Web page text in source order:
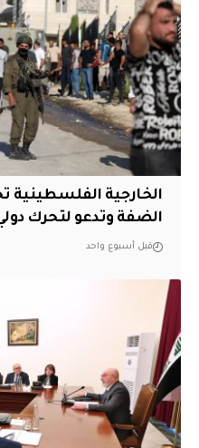
الخارجية الفلسطينية
الضفة وتدعو لتحرك
قبل أسبوع واحد